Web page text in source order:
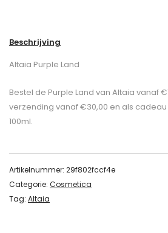
Beschrijving
Altaia Purple Land
Bestel de Purple Land van Altaia vanaf
verzending vanaf €30,00 en als
100ml.
Artikelnummer: 29f802fccf4e
Categorie: Cosmetica
Tag: Altaia